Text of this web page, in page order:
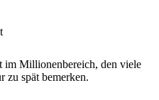
im Millionenbereich, den viele
zu spät bemerken.